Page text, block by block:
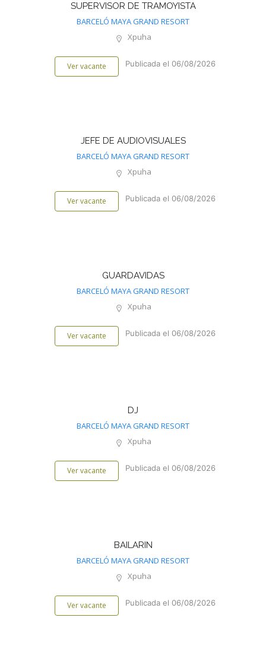
SUPERVISOR DE TRAMOYISTA
BARCELÓ MAYA GRAND RESORT
Xpuha
Ver vacante Publicada el 06/08/2026
JEFE DE AUDIOVISUALES
BARCELÓ MAYA GRAND RESORT
Xpuha
Ver vacante Publicada el 06/08/2026
GUARDAVIDAS
BARCELÓ MAYA GRAND RESORT
Xpuha
Ver vacante Publicada el 06/08/2026
DJ
BARCELÓ MAYA GRAND RESORT
Xpuha
Ver vacante Publicada el 06/08/2026
BAILARIN
BARCELÓ MAYA GRAND RESORT
Xpuha
Ver vacante Publicada el 06/08/2026